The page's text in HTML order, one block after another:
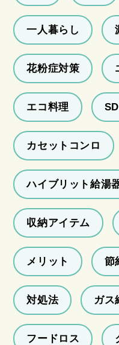
一人暮らし
花粉症対策
エコ料理
カセットコンロ
ハイブリット給湯
収納アイテム
メリット 節
対処法 ガス
フードロス